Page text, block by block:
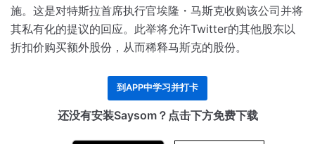
施。 这是对特斯拉首席执行官埃隆・马斯克收购该公司并将
其私有化的提议的回应。 此举将允许Twitter的其他股东以
折扣价购买额外股份，从而稀释马斯克的股份。
到APP中学习并打卡
还没有安装Saysom？点击下方免费下载